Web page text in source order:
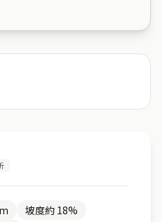
坡度約 18%